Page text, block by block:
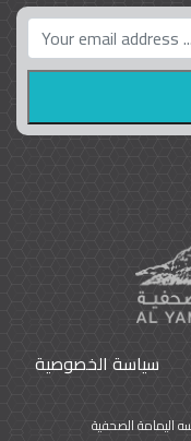
سياسة الخصوصية